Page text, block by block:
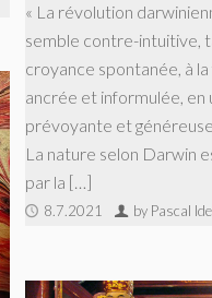
« La révolution
semble contre-intuitive,
croyance spontanée, à
ancrée et informulée, en
prévoyante et
La nature selon Darwin
par la […]
8.7.2021 by Pascal Ide